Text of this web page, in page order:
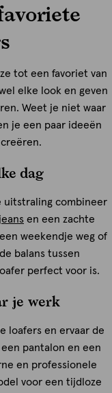
tot een favoriet van
elke look en geven
Weet je niet waar
je een paar ideeën
dag
uitstraling combineer
en een zachte
weekendje weg of
balans tussen
perfect voor is.
je werk
loafers en ervaar de
pantalon en een
en professionele
voor een tijdloze